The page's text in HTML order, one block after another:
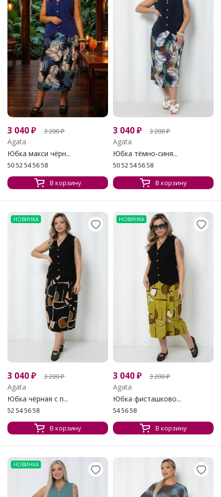
3 040₽ 3 200₽
Agata
Юбка макси чёрн...
50 52 54 56 58
В корзину
3 040₽ 3 200₽
Agata
Юбка тёмно-синя...
50 52 54 56 58
В корзину
НОВИНКА
3 040₽ 3 200₽
Agata
Юбка чёрная с п...
52 54 56 58
В корзину
НОВИНКА
3 040₽ 3 200₽
Agata
Юбка фисташково...
54 56 58
В корзину
НОВИНКА